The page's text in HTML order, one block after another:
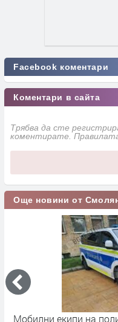
Facebook коментари
Коментари в сайта
Трябва да сте
коментирате.
Още новини от
Мобилни екипи на